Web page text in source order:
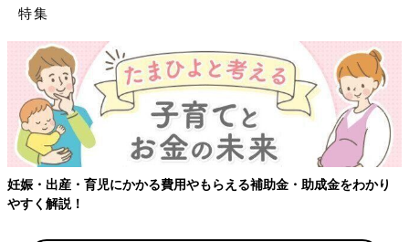
特集
妊娠・出産・育児にかかる費用やもらえる補助金・助成金をわかり
やすく解説！